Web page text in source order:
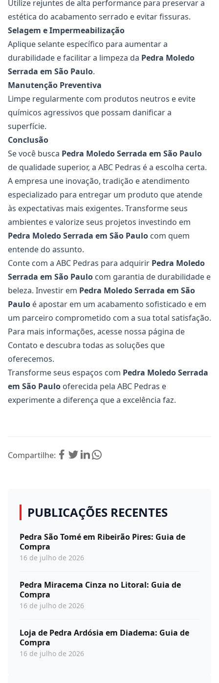
Utilize rejuntes de alta performance para preservar a
estética do acabamento serrado e evitar fissuras.
Selagem e Impermeabilização
Aplique selante específico para aumentar a
durabilidade e facilitar a limpeza da Pedra Moledo
Serrada em São Paulo.
Manutenção Preventiva
Limpe regularmente com produtos neutros e evite
químicos agressivos que possam danificar a
superfície.
Conclusão
Se você busca Pedra Moledo Serrada em São Paulo
de qualidade superior, a ABC Pedras é a escolha certa.
A empresa une inovação, tradição e atendimento
especializado para entregar um produto que atende
às expectativas mais exigentes. Transforme seus
ambientes e valorize seus projetos investindo em
Pedra Moledo Serrada em São Paulo com quem
entende do assunto.
Conte com a ABC Pedras para adquirir Pedra Moledo
Serrada em São Paulo com garantia de durabilidade e
beleza. Investir em Pedra Moledo Serrada em São
Paulo é apostar em um acabamento sofisticado e em
um parceiro comprometido com a sua total satisfação.
Para mais informações, acesse nossa página de
Contato e descubra todas as soluções que
oferecemos.
Transforme seus espaços com Pedra Moledo Serrada
em São Paulo oferecida pela ABC Pedras e
experimente a diferença que a excelência faz.
Compartilhe:
PUBLICAÇÕES RECENTES
Pedra São Tomé em Ribeirão Pires: Guia de
Compra
16 de julho de 2026
Pedra Miracema Cinza no Litoral: Guia de
Compra
16 de julho de 2026
Loja de Pedra Ardósia em Diadema: Guia de
Compra
16 de julho de 2026